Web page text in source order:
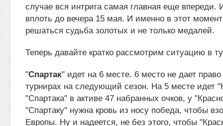
случае вся интрига самая главная еще впереди.
вплоть до вечера 15 мая. И именно в этот
решаться судьба золотых и не только медалей.
Теперь давайте кратко рассмотрим ситуацию в
"Спартак" идет на 6 месте. 6 место не дает право
турнирах на следующий сезон. На 5 месте идет
"Спартака" в активе 47 набранных очков, у
"Спартаку" нужна кровь из носу победа, чтобы
Европы. Ну и надеется, не без этого, чтобы